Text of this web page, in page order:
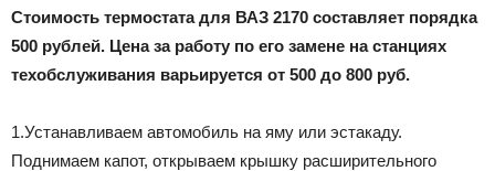
Стоимость термостата для ВАЗ 2170 составляет порядка
500 рублей. Цена за работу по его замене на станциях
техобслуживания варьируется от 500 до 800 руб.
1.Устанавливаем автомобиль на яму или эстакаду.
Поднимаем капот, открываем крышку расширительного